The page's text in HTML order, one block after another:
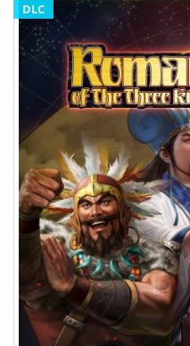
DLC